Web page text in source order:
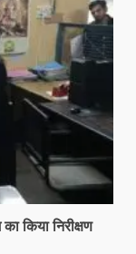
किया निरीक्षण